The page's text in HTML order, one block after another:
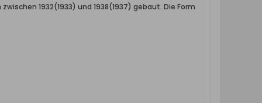
1932(1933) und 1938(1937) gebaut. Die Form